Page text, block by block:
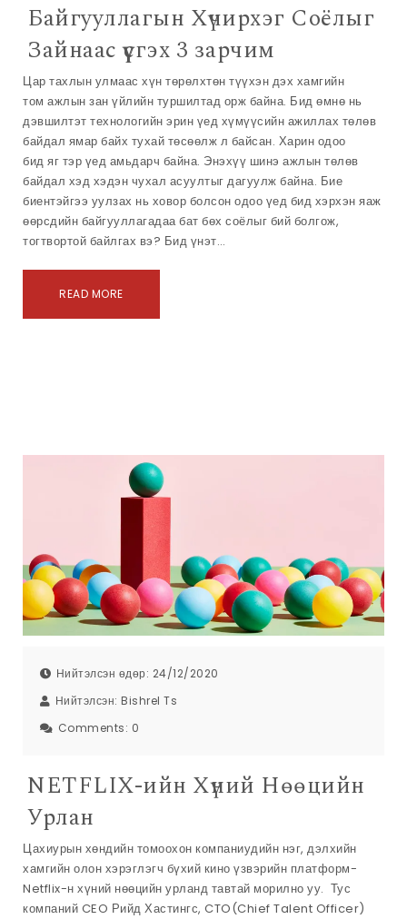
Байгууллагын Хүчирхэг Соёлыг
Зайнаас үүсгэх 3 зарчим
Цар тахлын улмаас хүн төрөлхтөн түүхэн дэх хамгийн
том ажлын зан үйлийн туршилтад орж байна. Бид өмнө нь
дэвшилтэт технологийн эрин үед хүмүүсийн ажиллах төлөв
байдал ямар байх тухай төсөөлж л байсан. Харин одоо
бид яг тэр үед амьдарч байна. Энэхүү шинэ ажлын төлөв
байдал хэд хэдэн чухал асуултыг дагуулж байна. Бие
биентэйгээ уулзах нь ховор болсон одоо үед бид хэрхэн яаж
өөрсдийн байгууллагадаа бат бөх соёлыг бий болгож,
тогтвортой байлгах вэ? Бид үнэт…
READ MORE
Нийтэлсэн өдөр: 24/12/2020
Нийтэлсэн: Bishrel Ts
Comments: 0
NETFLIX-ийн Хүний Нөөцийн
Урлан
Цахиурын хөндийн томоохон компаниудийн нэг, дэлхийн
хамгийн олон хэрэглэгч бүхий кино үзвэрийн платформ-
Netflix-н хүний нөөцийн урланд тавтай морилно уу. Тус
компаний CEO Рийд Хастингс, CTO(Chief Talent Officer)